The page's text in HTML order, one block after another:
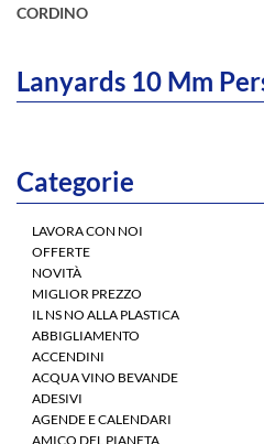
Lanyards
Personalizzato
dotato di
moschettone, fibbia
di sgancio rapido,
antisoffocamento,
cordino per cellulare.
Personalizzato ad
uno o due lati di
CORDINO
Lanyards 10 Mm
Categorie
LAVORA CON NOI
OFFERTE
NOVITÀ
MIGLIOR PREZZO
IL NS NO ALLA PLASTICA
ABBIGLIAMENTO
ACCENDINI
ACQUA VINO BEVANDE
ADESIVI
AGENDE E CALENDARI
AMICO DEL PIANETA